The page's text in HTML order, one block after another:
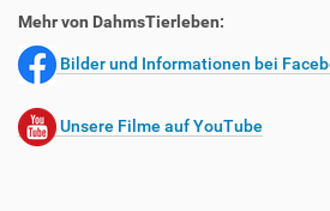
Mehr von DahmsTierleben:
Bilder und Informationen bei
Unsere Filme auf YouTube